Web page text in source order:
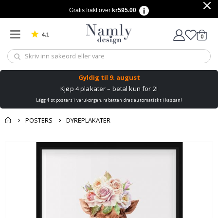
Gratis frakt over kr595.00
4.1 Basert på 1030 stemmer 0varer
Gyldig til 9. august
Kjøp 4 plakater – betal kun for 2!
Lägg 4 st posters i varukorgen, rabatten dras automatiskt i kassan!
POSTERS DYREPLAKATER
Andre kjøpte
produkter